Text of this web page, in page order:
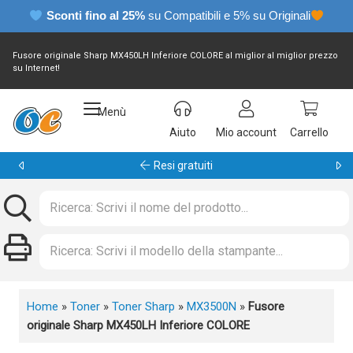
Sconti fino al 25% su Compatibili e 5% su Originali
Fusore originale Sharp MX450LH Inferiore COLORE al miglior al miglior prezzo
su Internet!
Menù
Aiuto
Mio account Carrello
Resi gratuiti
Home » Toner » Toner Sharp » MX3500N » Fusore
originale Sharp MX450LH Inferiore COLORE